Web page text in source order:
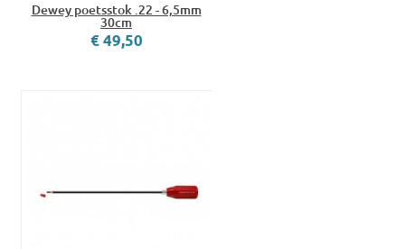
Dewey poetsstok .22 - 6,5mm
30cm
€ 49,50